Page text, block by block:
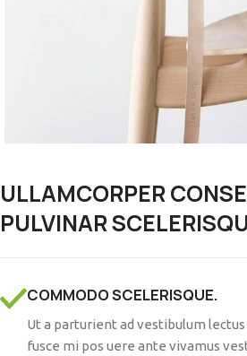
ULLAMCORPER
PULVINAR
COMMODO SCELERISQUE.
Ut a parturient ad vestibulum
fusce mi pos uere ante vivamus